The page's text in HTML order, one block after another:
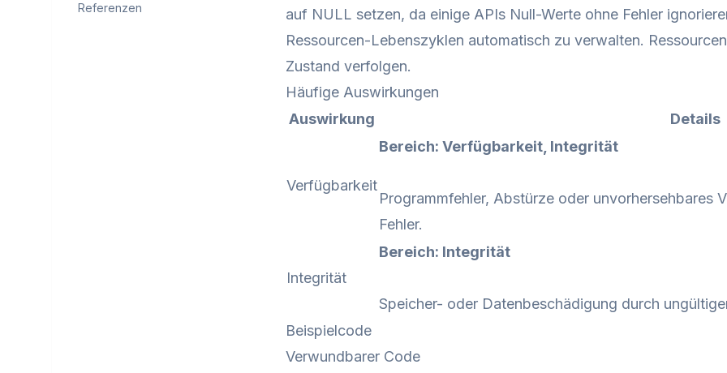
Referenzen
auf NULL setzen, da einige APIs Null-Werte ohne Fehler
Ressourcen-Lebenszyklen automatisch zu verwalten.
Zustand verfolgen.
Häufige Auswirkungen
Auswirkung
Details
Verfügbarkeit
Bereich: Verfügbarkeit, Integrität
Programmfehler, Abstürze oder unvorhersehbares
Fehler.
Integrität
Bereich: Integrität
Speicher- oder Datenbeschädigung durch
Beispielcode
Verwundbarer Code